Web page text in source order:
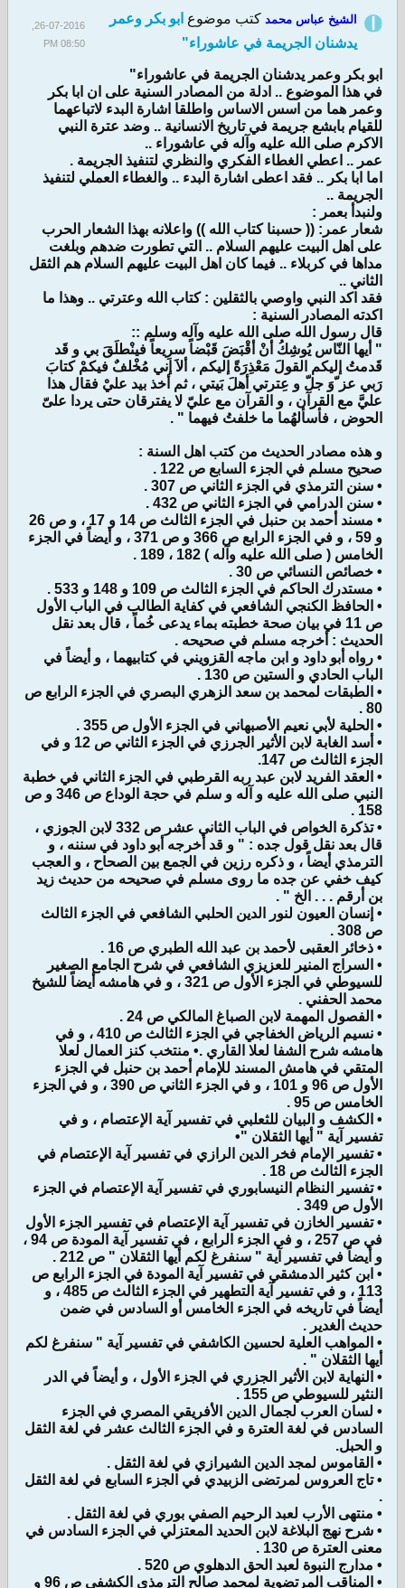
الشيخ عباس محمد كتب موضوع ابو بكر وعمر
يدشنان الجريمة في عاشوراء"
08:50 PM
ابو بكر وعمر يدشنان الجريمة في عاشوراء"
في هذا الموضوع .. ادلة من المصادر السنية على ان ابا بكر
وعمر هما من اسس الاساس واطلقا اشارة البدء لاتباعهما
للقيام بابشع جريمة في تاريخ الانسانية .. وضد عترة النبي
الاكرم صلى الله عليه وآله في عاشوراء ..
عمر .. اعطي الغطاء الفكري والنظري لتنفيذ الجريمة .
اما ابا بكر .. فقد اعطى اشارة البدء .. والغطاء العملي لتنفيذ
الجريمة ..
ولنبدأ بعمر :
شعار عمر: (( حسبنا كتاب الله )) واعلانه بهذا الشعار الحرب
على اهل البيت عليهم السلام .. التي تطورت ضدهم وبلغت
مداها في كربلاء .. فيما كان اهل البيت عليهم السلام هم الثقل
الثاني ..
فقد اكد النبي واوصي بالثقلين : كتاب الله وعترتي .. وهذا ما
اكدته المصادر السنية :
قال رسول الله صلى الله عليه وآله وسلم ::
" أيها النّاس يُوشِكُ أنْ أقْبَضَ قَبْضاً سرِيعاً فينْطلَقَ بي و قَد
قَدمتُ إليكم القولَ مَعْذِرَةً إليكم ، ألاَ إني مُخْلفٌ فيكمْ كتابَ
رَبي عز ّوَ جلّ و عِترتي أهلَ بَيتي ، ثم أخذ بيد عليْ فقال هذا
عليَّ مع القرآن ، و القرآن مع عليّ لا يفترقان حتى يردا علىّ
الحوض ، فأسألهُما ما خلفتُ فيهما " .
و هذه مصادر الحديث من كتب اهل السنة :
صحيح مسلم في الجزء السابع ص 122 .
• سنن الترمذي في الجزء الثاني ص 307 .
• سنن الدرامي في الجزء الثاني ص 432 .
• مسند أحمد بن حنبل في الجزء الثالث ص 14 و 17 ، و ص 26
و 59 ، و في الجزء الرابع ص 366 و ص 371 ، و أيضاً في الجزء
الخامس ( صلى الله عليه وآله ) 182 ، 189 .
• خصائص النسائي ص 30 .
• مستدرك الحاكم في الجزء الثالث ص 109 و 148 و 533 .
• الحافظ الكنجي الشافعي في كفاية الطالب في الباب الأول
ص 11 في بيان صحة خطبته بماء يدعى خُماً ، قال بعد نقل
الحديث : أخرجه مسلم في صحيحه .
• رواه أبو داود و ابن ماجه القزويني في كتابيهما ، و أيضاً في
الباب الحادي و الستين ص 130 .
• الطبقات لمحمد بن سعد الزهري البصري في الجزء الرابع ص
80 .
• الحلية لأبي نعيم الأصبهاني في الجزء الأول ص 355 .
• أسد الغابة لابن الأثير الجرزي في الجزء الثاني ص 12 و في
الجزء الثالث ص 147.
• العقد الفريد لابن عبد ربه القرطبي في الجزء الثاني في خطبة
النبي صلى الله عليه و آله و سلم في حجة الوداع ص 346 و ص
158 .
• تذكرة الخواص في الباب الثاني عشر ص 332 لابن الجوزي ،
قال بعد نقل قول جده : " و قد أخرجه أبو داود في سننه ، و
الترمذي أيضاً ، و ذكره رزين في الجمع بين الصحاح ، و العجب
كيف خفي عن جده ما روى مسلم في صحيحه من حديث زيد
بن أرقم . . . الخ " .
• إنسان العيون لنور الدين الحلبي الشافعي في الجزء الثالث
ص 308 .
• ذخائر العقبى لأحمد بن عبد الله الطبري ص 16 .
• السراج المنير للعزيزي الشافعي في شرح الجامع الصغير
للسيوطي في الجزء الأول ص 321 ، و في هامشه أيضاً للشيخ
محمد الحفني .
• الفصول المهمة لابن الصباغ المالكي ص 24 .
• نسيم الرياض الخفاجي في الجزء الثالث ص 410 ، و في
هامشه شرح الشفا لعلا القاري .• منتخب كنز العمال لعلا
المتقي في هامش المسند للإمام أحمد بن حنبل في الجزء
الأول ص 96 و 101 ، و في الجزء الثاني ص 390 ، و في الجزء
الخامس ص 95 .
• الكشف و البيان للثعلبي في تفسير آية الإعتصام ، و في
تفسير آية " أيها الثقلان "•
• تفسير الإمام فخر الدين الرازي في تفسير آية الإعتصام في
الجزء الثالث ص 18 .
• تفسير النظام النيسابوري في تفسير آية الإعتصام في الجزء
الأول ص 349 .
• تفسير الخازن في تفسير آية الإعتصام في تفسير الجزء الأول
في ص 257 ، و في الجزء الرابع ، في تفسير آية المودة ص 94 ،
و أيضاً في تفسير آية " سنفرغ لكم أيها الثقلان " ص 212 .
• ابن كثير الدمشقي في تفسير آية المودة في الجزء الرابع ص
113 ، و في تفسير آية التطهير في الجزء الثالث ص 485 ، و
أيضاً في تاريخه في الجزء الخامس أو السادس في ضمن
حديث الغدير .
• المواهب العلية لحسين الكاشفي في تفسير آية " سنفرغ لكم
أيها الثقلان " .
• النهاية لابن الأثير الجزري في الجزء الأول ، و أيضاً في الدر
النثير للسيوطي ص 155 .
• لسان العرب لجمال الدين الأفريقي المصري في الجزء
السادس في لغة العترة و في الجزء الثالث عشر في لغة الثقل
و الحبل.
• القاموس لمجد الدين الشيرازي في لغة الثقل .
• تاج العروس لمرتضى الزبيدي في الجزء السابع في لغة الثقل
.
• منتهى الأرب لعبد الرحيم الصفي بوري في لغة الثقل .
• شرح نهج البلاغة لابن الحديد المعتزلي في الجزء السادس في
معنى العترة ص 130 .
• مدارج النبوة لعبد الحق الدهلوي ص 520 .
• المناقب المرتضوية لمحمد صالح الترمذي الكشفي ص 96 و